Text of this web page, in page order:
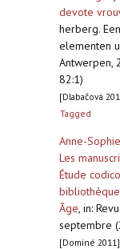
devote
herberg.
elementen
Antwerpen,
82:1)
[Dlabačová
Tagged
Anne-
Les
Étude
Âge, in:
septembre
[Dominé 2011]